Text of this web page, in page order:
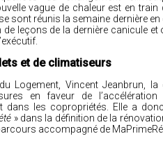
vague de chaleur est en train
sont réunis la semaine dernière
leçons de la dernière canicule et
et de climatiseurs
Logement, Vincent Jeanbrun,
en faveur de l’accélération
dans les copropriétés. Elle a
» dans la définition de la
accompagné de